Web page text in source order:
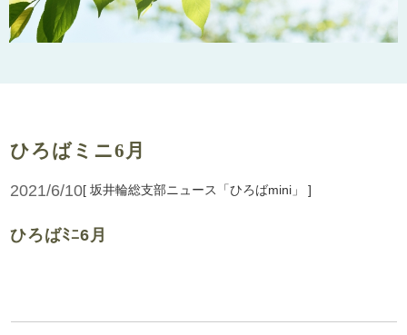
ひろばミニ6月
2021/6/10[ 坂井輪総支部ニュース「ひろばmini」 ]
ひろばﾐﾆ6月